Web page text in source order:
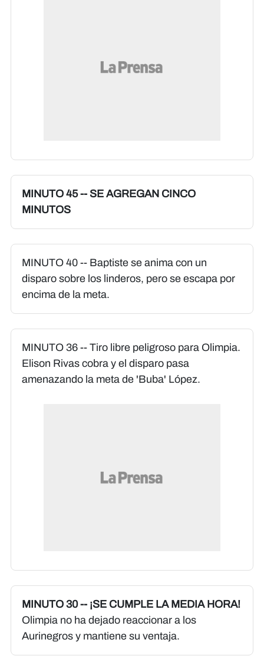
MINUTO 45 -- SE AGREGAN CINCO
MINUTOS
MINUTO 40 -- Baptiste se anima con un
disparo sobre los linderos, pero se escapa por
encima de la meta.
MINUTO 36 -- Tiro libre peligroso para Olimpia.
Elison Rivas cobra y el disparo pasa
amenazando la meta de 'Buba' López.
MINUTO 30 -- ¡SE CUMPLE LA MEDIA HORA!
Olimpia no ha dejado reaccionar a los
Aurinegros y mantiene su ventaja.